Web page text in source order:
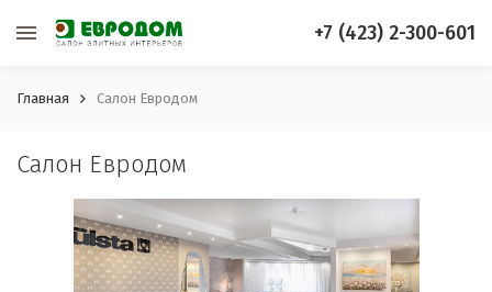
+7 (423) 2-300-601
Главная Салон Евродом
Салон Евродом